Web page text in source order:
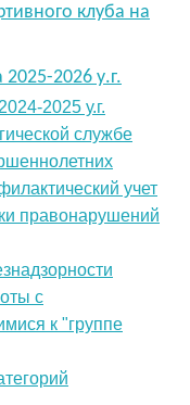
клуба на
2026 у.г.
2025 у.г.
службе
учет
правонарушений
с
к "группе